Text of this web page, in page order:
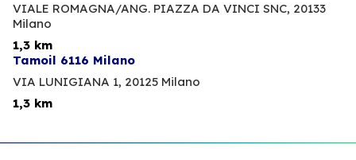
VIALE ROMAGNA/ANG. PIAZZA DA VINCI SNC, 20133
Milano
1,3 km
Tamoil 6116 Milano
VIA LUNIGIANA 1, 20125 Milano
1,3 km